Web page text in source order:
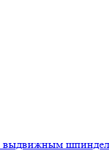
выдвижным